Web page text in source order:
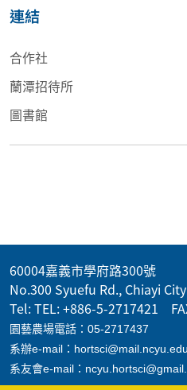
連結
合作社
蘭潭招待所
圖書館
60004嘉義市學府路300號
No.300 Syuefu Rd., Chiayi
Tel: TEL: +886-5-2717421
園藝農場電話：05-2717437
系辦e-mail：
系友會e-mail：